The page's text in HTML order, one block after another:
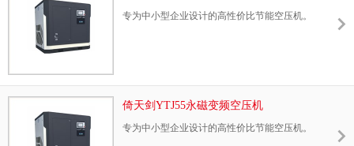
专为中小型企业设计的高性价比节能空压机。
倚天剑YTJ55永磁变频空压机
专为中小型企业设计的高性价比节能空压机。